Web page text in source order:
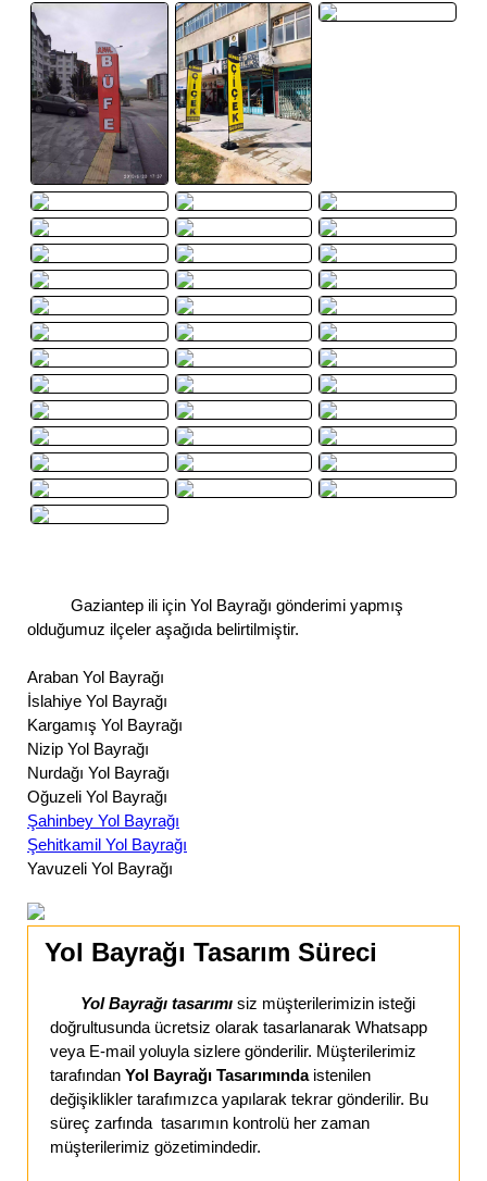
Gaziantep ili için Yol Bayrağı gönderimi yapmış
olduğumuz ilçeler aşağıda belirtilmiştir.
Araban Yol Bayrağı
İslahiye Yol Bayrağı
Kargamış Yol Bayrağı
Nizip Yol Bayrağı
Nurdağı Yol Bayrağı
Oğuzeli Yol Bayrağı
Şahinbey Yol Bayrağı
Şehitkamil Yol Bayrağı
Yavuzeli Yol Bayrağı
Yol Bayrağı Tasarım Süreci
Yol Bayrağı tasarımı siz müşterilerimizin isteği
doğrultusunda ücretsiz olarak tasarlanarak Whatsapp
veya E-mail yoluyla sizlere gönderilir. Müşterilerimiz
tarafından Yol Bayrağı Tasarımında istenilen
değişiklikler tarafımızca yapılarak tekrar gönderilir. Bu
süreç zarfında tasarımın kontrolü her zaman
müşterilerimiz gözetimindedir.